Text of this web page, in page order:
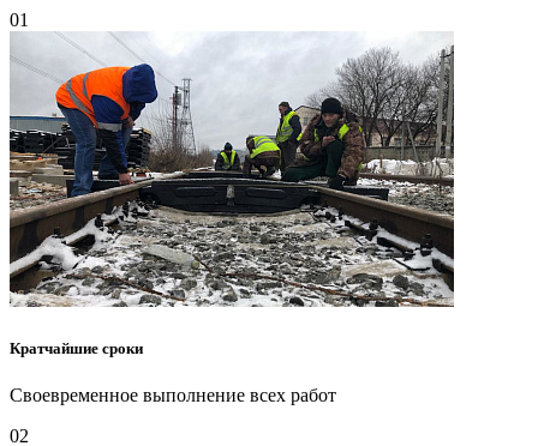
01
Кратчайшие сроки
Своевременное выполнение всех работ
02